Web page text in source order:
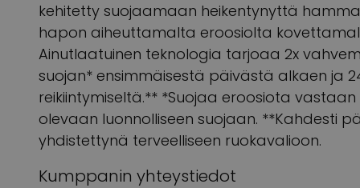
kehitetty suojaamaan heikentynyttä
hapon aiheuttamalta eroosiolta
Ainutlaatuinen teknologia tarjoaa 2x
suojan* ensimmäisestä päivästä alkaen ja
reikiintymiseltä.** *Suojaa eroosiota
olevaan luonnolliseen suojaan. **Kahdesti
yhdistettynä terveelliseen ruokavalioon.
Kumppanin yhteystiedot